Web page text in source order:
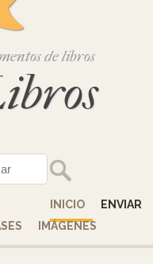
de libros
INICIO
ENVIAR
IMÁGENES